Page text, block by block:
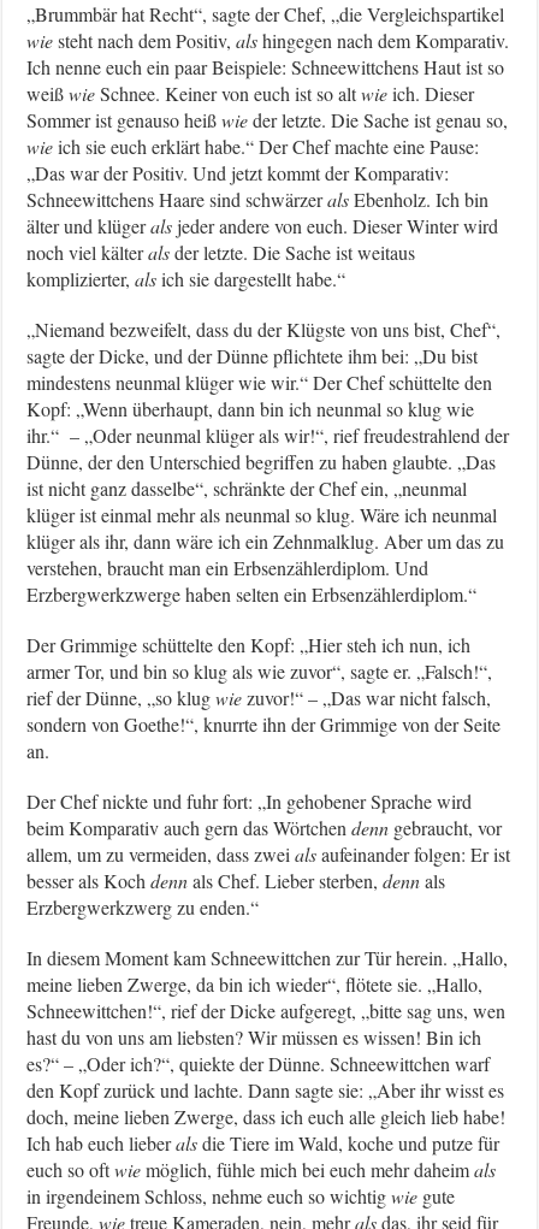
„Brummbär hat Recht“, sagte der Chef, „die Vergleichspartikel
wiesteht nach dem Positiv,alshingegen nach dem Komparativ.
Ich nenne euch ein paar Beispiele: Schneewittchens Haut ist so
weißwieSchnee. Keiner von euch ist so altwieich. Dieser
Sommer ist genauso heißwieder letzte. Die Sache ist genau so,
wieich sie euch erklärt habe.“ Der Chef machte eine Pause:
„Das war der Positiv. Und jetzt kommt der Komparativ:
Schneewittchens Haare sind schwärzeralsEbenholz. Ich bin
älter und klügeralsjeder andere von euch. Dieser Winter wird
noch viel kälteralsder letzte. Die Sache ist weitaus
komplizierter,alsich sie dargestellt habe.“
„Niemand bezweifelt, dass du der Klügste von uns bist, Chef“,
sagte der Dicke, und der Dünne pflichtete ihm bei: „Du bist
mindestens neunmal klüger wie wir.“ Der Chef schüttelte den
Kopf: „Wenn überhaupt, dann bin ich neunmal so klug wie
ihr.“ – „Oder neunmal klüger als wir!“, rief freudestrahlend der
Dünne, der den Unterschied begriffen zu haben glaubte. „Das
ist nicht ganz dasselbe“, schränkte der Chef ein, „neunmal
klüger ist einmal mehr als neunmal so klug. Wäre ich neunmal
klüger als ihr, dann wäre ich ein Zehnmalklug. Aber um das zu
verstehen, braucht man ein Erbsenzählerdiplom. Und
Erzbergwerkzwerge haben selten ein Erbsenzählerdiplom.“
Der Grimmige schüttelte den Kopf: „Hier steh ich nun, ich
armer Tor, und bin so klug als wie zuvor“, sagte er. „Falsch!“,
rief der Dünne, „so klugwiezuvor!“ – „Das war nicht falsch,
sondern von Goethe!“, knurrte ihn der Grimmige von der Seite
an.
Der Chef nickte und fuhr fort: „In gehobener Sprache wird
beim Komparativ auch gern das Wörtchendenn gebraucht, vor
allem, um zu vermeiden, dass zweialsaufeinander folgen: Er ist
besser als Kochdennals Chef. Lieber sterben,dennals
Erzbergwerkzwerg zu enden.“
In diesem Moment kam Schneewittchen zur Tür herein. „Hallo,
meine lieben Zwerge, da bin ich wieder“, flötete sie. „Hallo,
Schneewittchen!“, rief der Dicke aufgeregt, „bitte sag uns, wen
hast du von uns am liebsten? Wir müssen es wissen! Bin ich
es?“ – „Oder ich?“, quiekte der Dünne. Schneewittchen warf
den Kopf zurück und lachte. Dann sagte sie: „Aber ihr wisst es
doch, meine lieben Zwerge, dass ich euch alle gleich lieb habe!
Ich hab euch lieberalsdie Tiere im Wald, koche und putze für
euch so oftwiemöglich, fühle mich bei euch mehr daheimals
in irgendeinem Schloss, nehme euch so wichtigwie gute
Freunde,wietreue Kameraden, nein, mehralsdas, ihr seid für